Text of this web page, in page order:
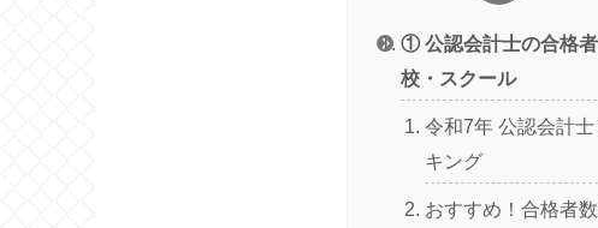
① 公認会計士の合格
校・スクール
令和7年 公認会計
キング
おすすめ！合格者